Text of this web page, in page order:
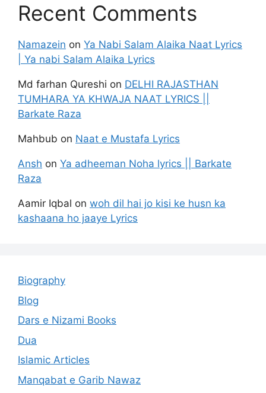
Recent Comments
Namazein on Ya Nabi Salam Alaika Naat Lyrics
| Ya nabi Salam Alaika Lyrics
Md farhan Qureshi on DELHI RAJASTHAN
TUMHARA YA KHWAJA NAAT LYRICS ||
Barkate Raza
Mahbub on Naat e Mustafa Lyrics
Ansh on Ya adheeman Noha lyrics || Barkate
Raza
Aamir Iqbal on woh dil hai jo kisi ke husn ka
kashaana ho jaaye Lyrics
Biography
Blog
Dars e Nizami Books
Dua
Islamic Articles
Manqabat e Garib Nawaz